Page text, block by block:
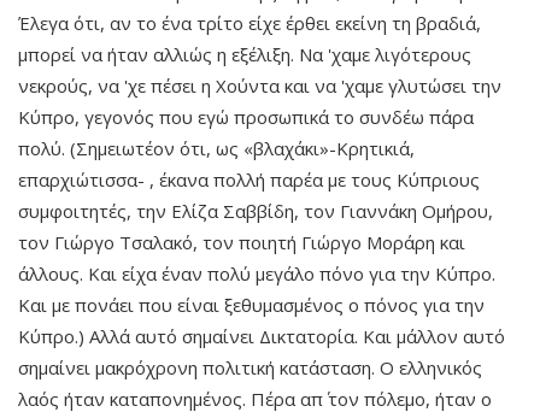
Έλεγα ότι, αν το ένα τρίτο είχε έρθει εκείνη τη βραδιά,
μπορεί να ήταν αλλιώς η εξέλιξη. Να 'χαμε λιγότερους
νεκρούς, να 'χε πέσει η Χούντα και να 'χαμε γλυτώσει την
Κύπρο, γεγονός που εγώ προσωπικά το συνδέω πάρα
πολύ. (Σημειωτέον ότι, ως «βλαχάκι»-Κρητικιά,
επαρχιώτισσα- , έκανα πολλή παρέα με τους Κύπριους
συμφοιτητές, την Ελίζα Σαββίδη, τον Γιαννάκη Ομήρου,
τον Γιώργο Τσαλακό, τον ποιητή Γιώργο Μοράρη και
άλλους. Και είχα έναν πολύ μεγάλο πόνο για την Κύπρο.
Και με πονάει που είναι ξεθυμασμένος ο πόνος για την
Κύπρο.) Αλλά αυτό σημαίνει Δικτατορία. Και μάλλον αυτό
σημαίνει μακρόχρονη πολιτική κατάσταση. Ο ελληνικός
λαός ήταν καταπονημένος. Πέρα απ΄ τον πόλεμο, ήταν ο